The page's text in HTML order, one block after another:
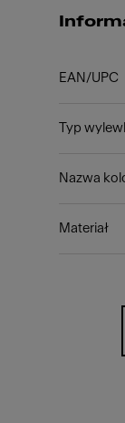
EAN/UPC
Typ
Nazwa
Materiał